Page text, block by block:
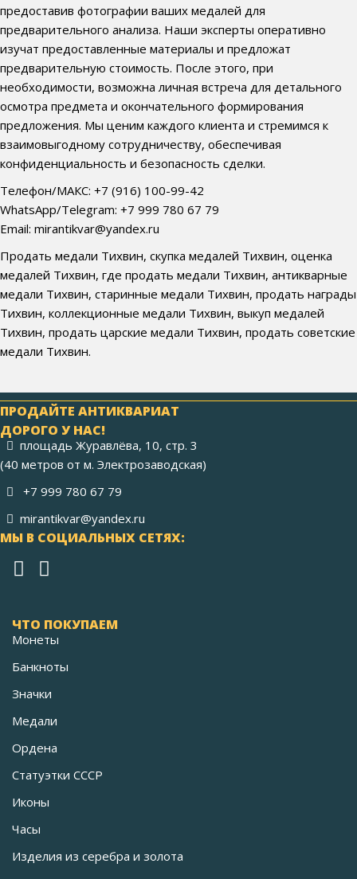
предоставив фотографии ваших медалей для
предварительного анализа. Наши эксперты оперативно
изучат предоставленные материалы и предложат
предварительную стоимость. После этого, при
необходимости, возможна личная встреча для детального
осмотра предмета и окончательного формирования
предложения. Мы ценим каждого клиента и стремимся к
взаимовыгодному сотрудничеству, обеспечивая
конфиденциальность и безопасность сделки.
Телефон/МАКС: +7 (916) 100-99-42
WhatsApp/Telegram: +7 999 780 67 79
Email: mirantikvar@yandex.ru
Продать медали Тихвин, скупка медалей Тихвин, оценка
медалей Тихвин, где продать медали Тихвин, антикварные
медали Тихвин, старинные медали Тихвин, продать награды
Тихвин, коллекционные медали Тихвин, выкуп медалей
Тихвин, продать царские медали Тихвин, продать советские
медали Тихвин.
ПРОДАЙТЕ АНТИКВАРИАТ
ДОРОГО У НАС!
площадь Журавлёва, 10, стр. 3
(40 метров от м. Электрозаводская)
+7 999 780 67 79
mirantikvar@yandex.ru
МЫ В СОЦИАЛЬНЫХ СЕТЯХ:
ЧТО ПОКУПАЕМ
Монеты
Банкноты
Значки
Медали
Ордена
Статуэтки СССР
Иконы
Часы
Изделия из серебра и золота